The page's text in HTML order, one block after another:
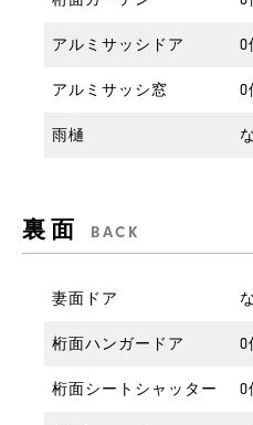
アルミサッシドア 0
アルミサッシ窓 0
雨樋
裏面 BACK
妻面ドア
桁面ハンガードア 0
桁面シートシャッター 0